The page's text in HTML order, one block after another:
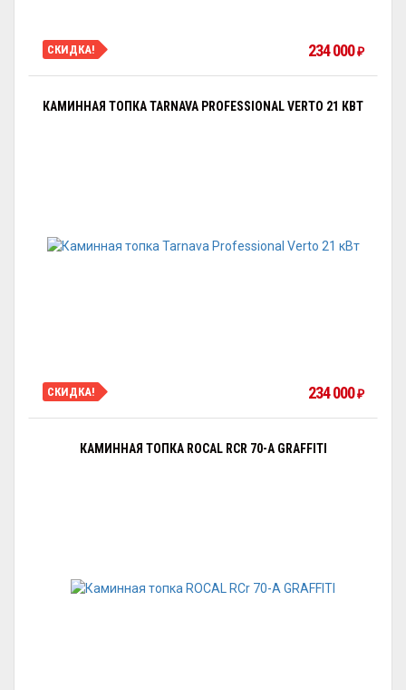
СКИДКА! 234 000₽
КАМИННАЯ ТОПКА TARNAVA PROFESSIONAL VERTO 21 КВТ
СКИДКА! 234 000₽
КАМИННАЯ ТОПКА ROCAL RCR 70-А GRAFFITI